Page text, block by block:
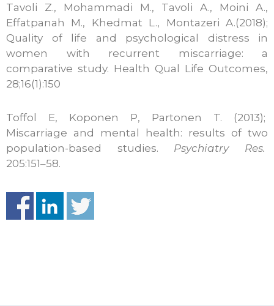
Tavoli Z., Mohammadi M., Tavoli A., Moini A.,
Effatpanah M., Khedmat L., Montazeri A.(2018);
Quality of life and psychological distress in
women with recurrent miscarriage: a
comparative study. Health Qual Life Outcomes,
28;16(1):150
Toffol E, Koponen P, Partonen T. (2013);
Miscarriage and mental health: results of two
population-based studies. Psychiatry Res.
205:151–58.